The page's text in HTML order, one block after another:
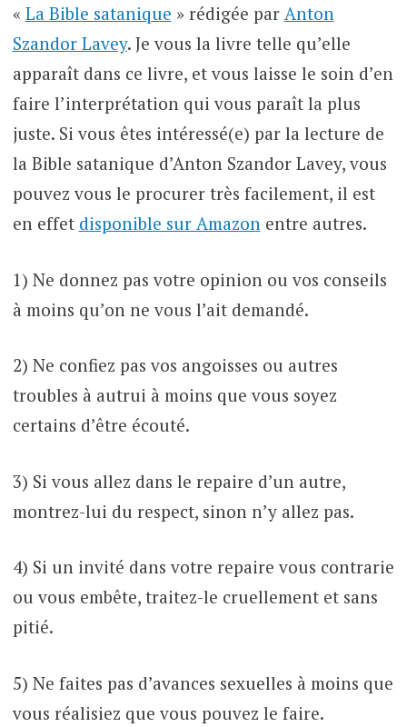
« La Bible satanique » rédigée par Anton
Szandor Lavey. Je vous la livre telle qu’elle
apparaît dans ce livre, et vous laisse le soin d’en
faire l’interprétation qui vous paraît la plus
juste. Si vous êtes intéressé(e) par la lecture de
la Bible satanique d’Anton Szandor Lavey, vous
pouvez vous le procurer très facilement, il est
en effet disponible sur Amazonentre autres.
1) Ne donnez pas votre opinion ou vos conseils
à moins qu’on ne vous l’ait demandé.
2) Ne confiez pas vos angoisses ou autres
troubles à autrui à moins que vous soyez
certains d’être écouté.
3) Si vous allez dans le repaire d’un autre,
montrez-lui du respect, sinon n’y allez pas.
4) Si un invité dans votre repaire vous contrarie
ou vous embête, traitez-le cruellement et sans
pitié.
5) Ne faites pas d’avances sexuelles à moins que
vous réalisiez que vous pouvez le faire.